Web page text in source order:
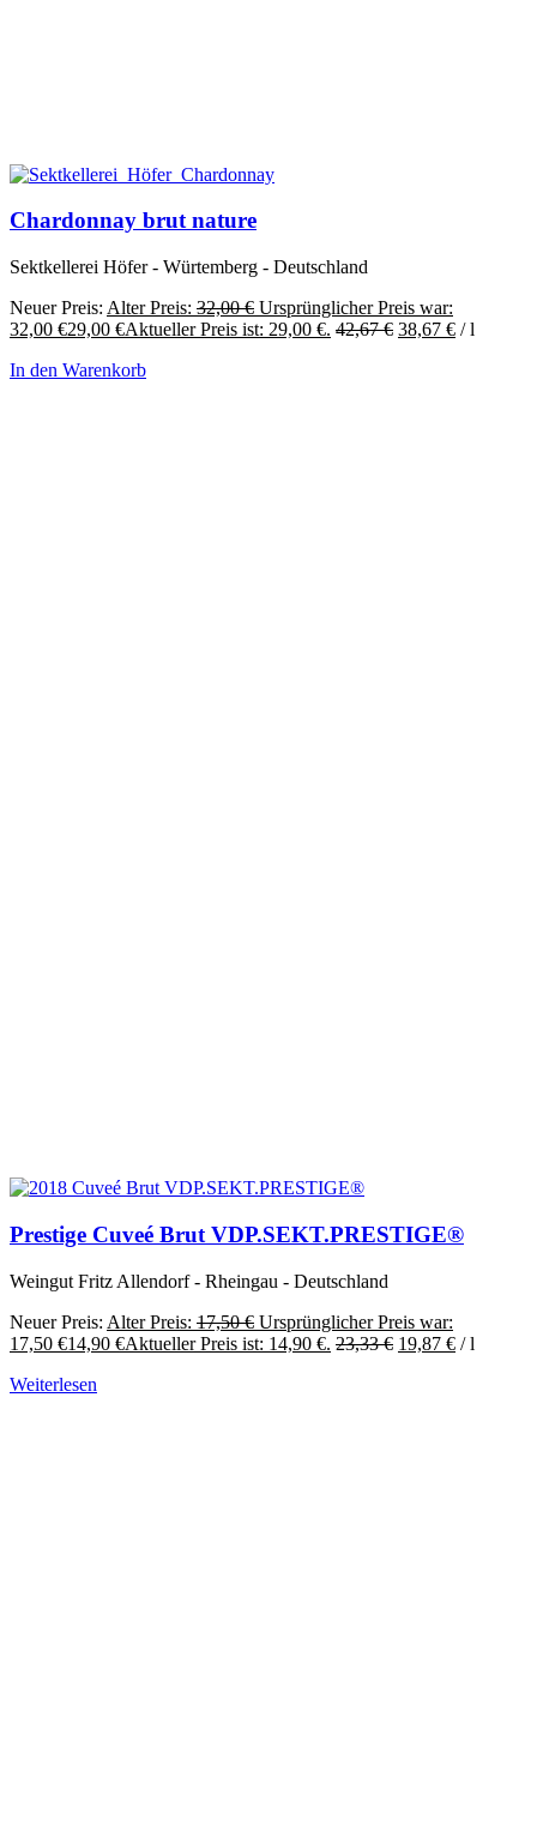
Chardonnay brut nature
Sektkellerei Höfer - Würtemberg - Deutschland
Neuer Preis: Alter Preis: 32,00€ Ursprünglicher Preis war:
32,00 €29,00 €Aktueller Preis ist: 29,00 €. 42,67€ 38,67 € /l
In den Warenkorb
Prestige Cuveé Brut VDP.SEKT.PRESTIGE®
Weingut Fritz Allendorf - Rheingau - Deutschland
Neuer Preis: Alter Preis: 17,50€ Ursprünglicher Preis war:
17,50 €14,90 €Aktueller Preis ist: 14,90 €. 23,33€ 19,87 € /l
Weiterlesen